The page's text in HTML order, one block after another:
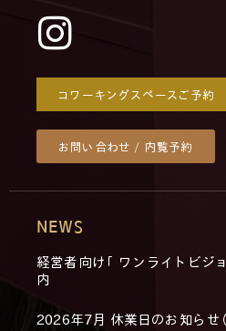
コワーキングスペースご予約
お問い合わせ / 内覧予約
NEWS
経営者向け「ワンライトビジ
内
2026年7月 休業日のお知らせ